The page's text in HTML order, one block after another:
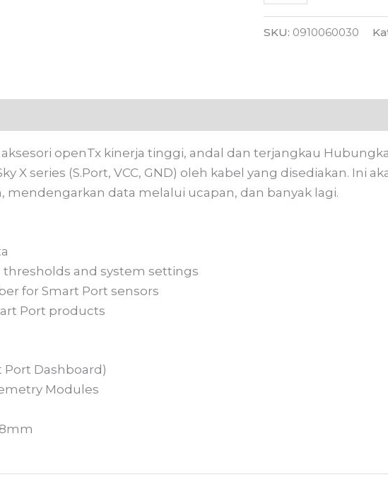
SKU: 0910060030
openTx kinerja tinggi, andal dan terjangkau
X series (S.Port, VCC, GND) oleh kabel yang disediakan.
data melalui ucapan, dan banyak lagi.
and system settings
for Smart Port sensors
Port products
Port Dashboard)
Modules